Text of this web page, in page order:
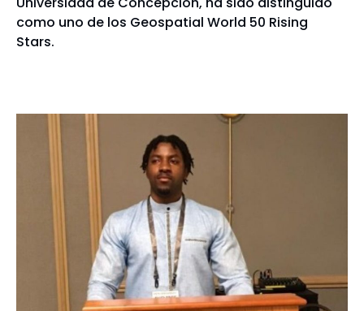
como uno de los Geospatial World 50 Rising
Stars.